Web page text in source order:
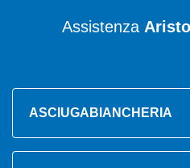
Assistenza
ASCIUGABIANCHERIA